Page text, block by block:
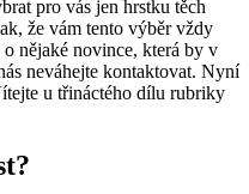
pro vás jen hrstku těch
že vám tento výběr vždy
nějaké novince, která by v
neváhejte kontaktovat. Nyní
u třináctého dílu rubriky